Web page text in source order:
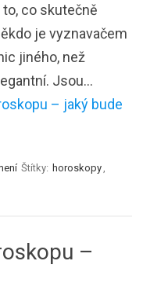
co skutečně
je vyznavačem
jiného, než
Jsou…
– jaký bude
Štítky: horoskopy
–